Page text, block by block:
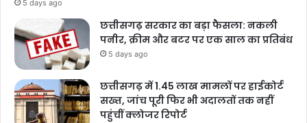
5 days ago
छत्तीसगढ़ सरकार का बड़ा फैसला: नकली
पनीर, क्रीम और बटर पर एक साल का प्रतिबंध
5 days ago
छत्तीसगढ़ में 1.45 लाख मामलों पर हाईकोर्ट
सख्त, जांच पूरी फिर भी अदालतों तक नहीं
पहुंचीं क्लोजर रिपोर्ट